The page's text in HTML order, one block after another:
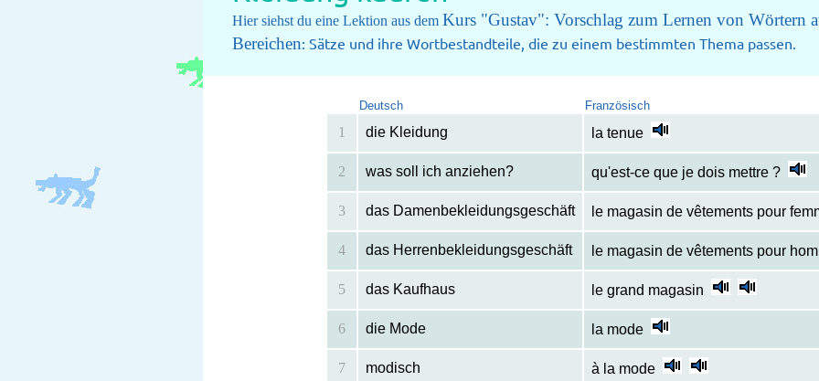
Hier siehst du eine Lektion aus dem Kurs "Gustav": Vorschlag zum Lernen von Wörtern
Bereichen: Sätze und ihre Wortbestandteile, die zu einem bestimmten Thema passen.
Deutsch Französisch
1 die Kleidung la tenue
2 was soll ich anziehen? qu'est-ce que je dois mettre ?
3 das Damenbekleidungsgeschäft le magasin de vêtements pour
4 das Herrenbekleidungsgeschäft le magasin de vêtements pour
5 das Kaufhaus le grand magasin
6 die Mode la mode
7 modisch à la mode